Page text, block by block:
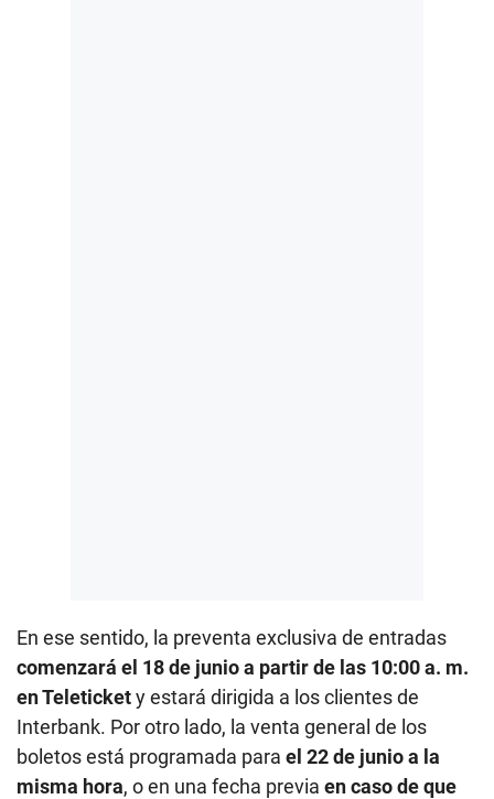
En ese sentido, la preventa exclusiva de entradas
comenzará el 18 de junio a partir de las 10:00 a. m.
en Teletickety estará dirigida a los clientes de
Interbank. Por otro lado, la venta general de los
boletos está programada para el 22 de junio a la
misma hora, o en una fecha previa en caso de que